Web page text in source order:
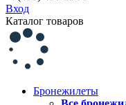
Вход
Каталог товаров
Бронежилеты